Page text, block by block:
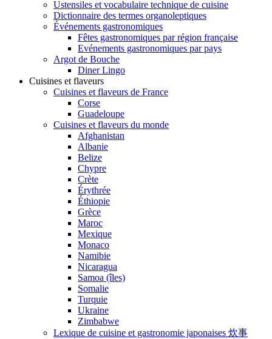
Ustensiles et vocabulaire technique de cuisine
Dictionnaire des termes organoleptiques
Événements gastronomiques
Fêtes gastronomiques par région française
Evénements gastronomiques par pays
Argot de Bouche
Diner Lingo
Cuisines et flaveurs
Cuisines et flaveurs de France
Corse
Guadeloupe
Cuisines et flaveurs du monde
Afghanistan
Albanie
Belize
Chypre
Crète
Érythrée
Éthiopie
Grèce
Maroc
Mexique
Monaco
Namibie
Nicaragua
Samoa (îles)
Somalie
Turquie
Ukraine
Zimbabwe
Lexique de cuisine et gastronomie japonaises 炊事